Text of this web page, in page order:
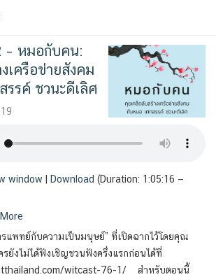
– หมอกับคน:
เครือข่ายสังคม
รค์ ชวนะดีเลิศ
window Download (Duration: 1:05:16 —
More
รแพทย์กับความเป็นมนุษย์” ที่เปิดฉากไว้โดยคุณ
ยังไม่ได้ฟังเชิญชวนฟังครึ่งแรกก่อนได้ที่
witcast-76-1/ สำหรับตอนนี้